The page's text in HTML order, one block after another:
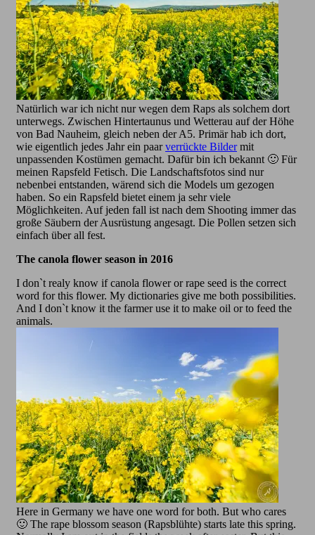
Natürlich war ich nicht nur wegen dem Raps als solchem dort
unterwegs. Zwischen Hintertaunus und Wetterau auf der Höhe
von Bad Nauheim, gleich neben der A5. Primär hab ich dort,
wie eigentlich jedes Jahr ein paarverrückte Bildermit
unpassenden Kostümen gemacht. Dafür bin ich bekannt 🙂 Für
meinen Rapsfeld Fetisch. Die Landschaftsfotos sind nur
nebenbei entstanden, wärend sich die Models um gezogen
haben. So ein Rapsfeld bietet einem ja sehr viele
Möglichkeiten. Auf jeden fall ist nach dem Shooting immer das
große Säubern der Ausrüstung angesagt. Die Pollen setzen sich
einfach über all fest.
The canola flower season in 2016
I don`t realy know if canola flower or rape seed is the correct
word for this flower. My dictionaries give me both possibilities.
And I don`t know it the farmer use it to make oil or to feed the
animals.
Here in Germany we have one word for both. But who cares
🙂 The rape blossom season (Rapsblühte) starts late this spring.